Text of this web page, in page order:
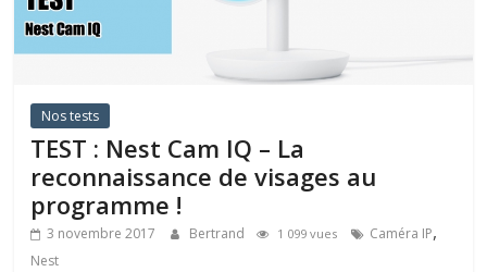
Nos tests
TEST : Nest Cam IQ – La
reconnaissance de visages au
programme !
3 novembre 2017 Bertrand 1 099 vues Caméra IP,
Nest